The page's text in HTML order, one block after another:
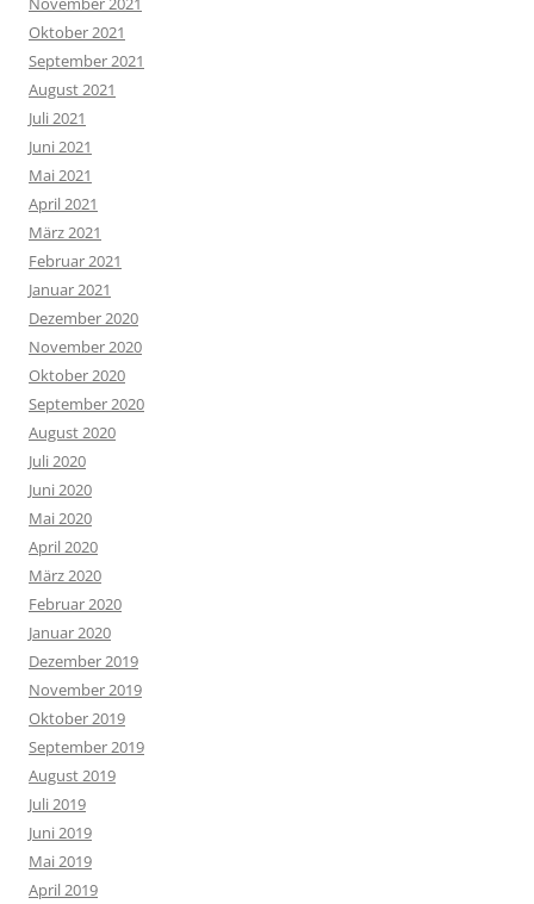
Oktober 2021
September 2021
August 2021
Juli 2021
Juni 2021
Mai 2021
April 2021
März 2021
Februar 2021
Januar 2021
Dezember 2020
November 2020
Oktober 2020
September 2020
August 2020
Juli 2020
Juni 2020
Mai 2020
April 2020
März 2020
Februar 2020
Januar 2020
Dezember 2019
November 2019
Oktober 2019
September 2019
August 2019
Juli 2019
Juni 2019
Mai 2019
April 2019